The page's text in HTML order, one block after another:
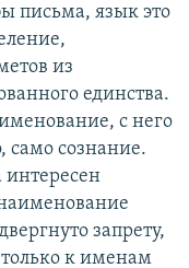
письма, язык это
из
единства.
с него
само сознание.
запрету,
только к именам